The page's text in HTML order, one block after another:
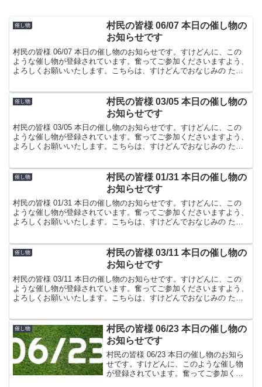
催し物
村民の皆様 06/07 本日の催し物の
お知らせです
村民の皆様 06/07 本日の催し物のお知らせです。すけどんに、この
ような催し物が登録されています。奮ってご参加くださいますよう、
よろしくお願いいたします。こちらは、すけどんでおなじみの たま
催し物
村民の皆様 03/05 本日の催し物の
お知らせです
村民の皆様 03/05 本日の催し物のお知らせです。すけどんに、この
ような催し物が登録されています。奮ってご参加くださいますよう、
よろしくお願いいたします。こちらは、すけどんでおなじみの たま
催し物
村民の皆様 01/31 本日の催し物の
お知らせです
村民の皆様 01/31 本日の催し物のお知らせです。すけどんに、この
ような催し物が登録されています。奮ってご参加くださいますよう、
よろしくお願いいたします。こちらは、すけどんでおなじみの たま
催し物
村民の皆様 03/11 本日の催し物の
お知らせです
村民の皆様 03/11 本日の催し物のお知らせです。すけどんに、この
ような催し物が登録されています。奮ってご参加くださいますよう、
よろしくお願いいたします。こちらは、すけどんでおなじみの たま
催し物
村民の皆様 06/23 本日の催し物の
お知らせです
村民の皆様 06/23 本日の催し物のお知ら
せです。すけどんに、このような催し物
が登録されています。奮ってご参加くだ